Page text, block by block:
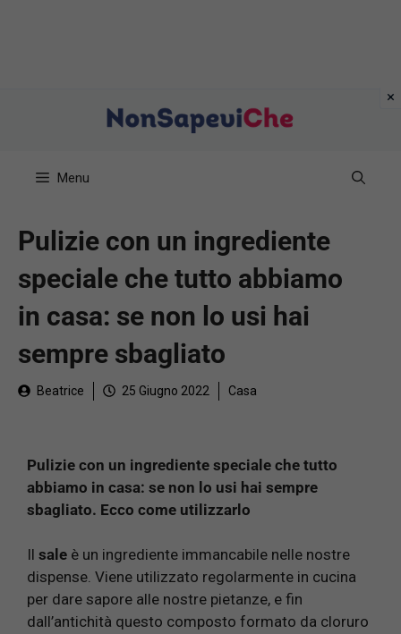
Menu
Pulizie con un ingrediente
speciale che tutto abbiamo
in casa: se non lo usi hai
sempre sbagliato
Beatrice 25 Giugno 2022 Casa
Pulizie con un ingrediente speciale che tutto
abbiamo in casa: se non lo usi hai sempre
sbagliato. Ecco come utilizzarlo
Il sale è un ingrediente immancabile nelle nostre
dispense. Viene utilizzato regolarmente in cucina
per dare sapore alle nostre pietanze, e fin
dall’antichità questo composto formato da cloruro